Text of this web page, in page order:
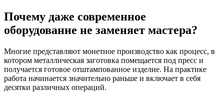
Почему даже современное
оборудование не заменяет мастера?
Многие представляют монетное производство как процесс, в
котором металлическая заготовка помещается под пресс и
получается готовое отштампованное изделие. На практике
работа начинается значительно раньше и включает в себя
десятки различных операций.